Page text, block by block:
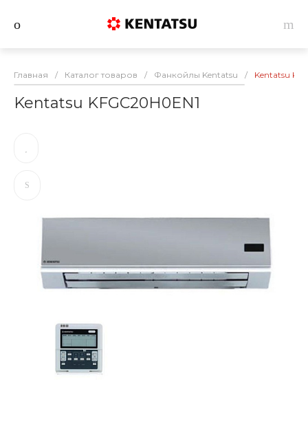
Главная / Каталог товаров / Фанкойлы Kentatsu / Kentatsu
Kentatsu KFGC20H0EN1